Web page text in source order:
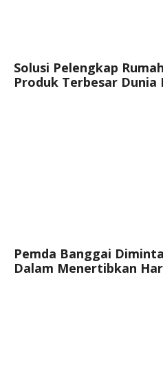
Solusi Pelengkap
Produk Terbesar
Pemda Banggai
Dalam Menertibkan